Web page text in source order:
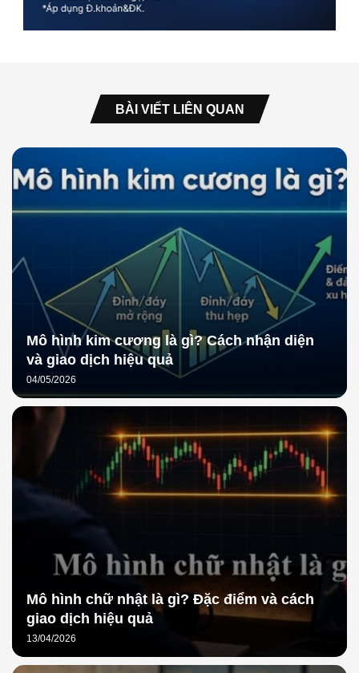
BÀI VIẾT LIÊN QUAN
Mô hình kim cương là gì? Cách nhận diện
và giao dịch hiệu quả
04/05/2026
Mô hình chữ nhật là gì? Đặc điểm và cách
giao dịch hiệu quả
13/04/2026